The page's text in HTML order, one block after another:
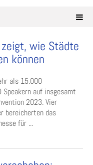
wie Städte
können
als 15.000
auf insgesamt
2023. Vier
bereicherten das
für ...